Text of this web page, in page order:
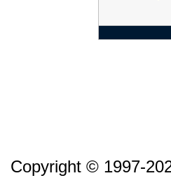
Copyright © 1997-